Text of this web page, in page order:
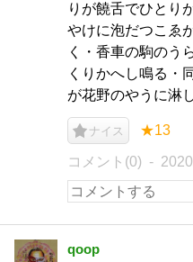
りが饒舌でひとり
やけに泡だつこゑ
く・香車の駒のう
くりかへし鳴る・
が花野のやうに淋
ナイス ★13
コメント(0)
qoop